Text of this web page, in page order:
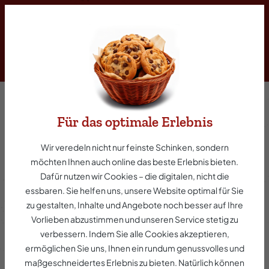
Braten & Kochen
Fleisch- und Wurstwaren zum
Braten und Kochen
Hausgemachter Genuss für jede Küche:
Herzhaften Braten und würzigem Kassler bis hin
zu deftigen Spezialitäten wie Sauerfleisch und
Für das optimale Erlebnis
Wir veredeln nicht nur feinste Schinken, sondern
möchten Ihnen auch online das beste Erlebnis bieten.
Dafür nutzen wir Cookies – die digitalen, nicht die
essbaren. Sie helfen uns, unsere Website optimal für Sie
zu gestalten, Inhalte und Angebote noch besser auf Ihre
Vorlieben abzustimmen und unseren Service stetig zu
verbessern. Indem Sie alle Cookies akzeptieren,
ermöglichen Sie uns, Ihnen ein rundum genussvolles und
maßgeschneidertes Erlebnis zu bieten. Natürlich können